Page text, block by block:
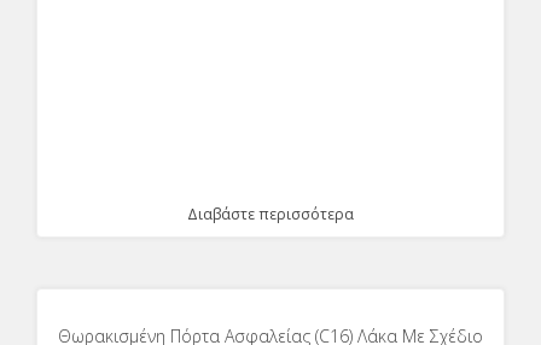
Διαβάστε περισσότερα
Θωρακισμένη Πόρτα Ασφαλείας (C16) Λάκα Με Σχέδιο